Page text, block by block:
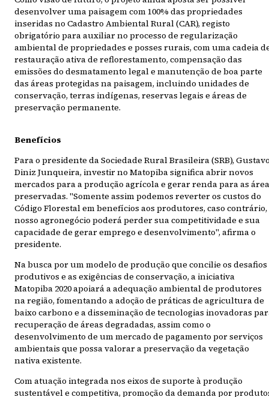
desenvolver uma paisagem com 100% das propriedades
inseridas no Cadastro Ambiental Rural (CAR), registo
obrigatório para auxiliar no processo de regularização
ambiental de propriedades e posses rurais, com uma cadeia
restauração ativa de reflorestamento, compensação das
emissões do desmatamento legal e manutenção de boa parte
das áreas protegidas na paisagem, incluindo unidades de
conservação, terras indígenas, reservas legais e áreas de
preservação permanente.
Benefícios
Para o presidente da Sociedade Rural Brasileira (SRB),
Diniz Junqueira, investir no Matopiba significa abrir novos
mercados para a produção agrícola e gerar renda para as
preservadas. "Somente assim podemos reverter os custos do
Código Florestal em benefícios aos produtores, caso contrário,
nosso agronegócio poderá perder sua competitividade e sua
capacidade de gerar emprego e desenvolvimento", afirma o
presidente.
Na busca por um modelo de produção que concilie os desafios
produtivos e as exigências de conservação, a iniciativa
Matopiba 2020 apoiará a adequação ambiental de produtores
na região, fomentando a adoção de práticas de agricultura de
baixo carbono e a disseminação de tecnologias inovadoras
recuperação de áreas degradadas, assim como o
desenvolvimento de um mercado de pagamento por serviços
ambientais que possa valorar a preservação da vegetação
nativa existente.
Com atuação integrada nos eixos de suporte à produção
sustentável e competitiva, promoção da demanda por